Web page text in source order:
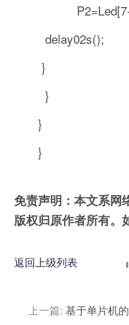
delay02s();
}
}
}
}
免责声明：本文系网
版权归原作者所有。
返回上级列表
上一篇: